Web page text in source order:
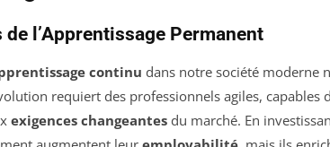
de l’Apprentissage Permanent
continu dans notre société moderne
requiert des professionnels agiles, capables
exigences changeantes du marché. En